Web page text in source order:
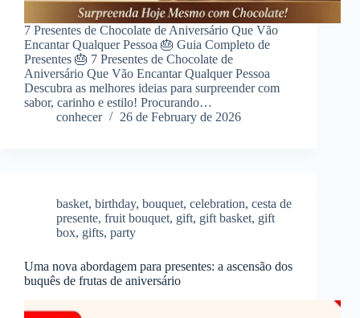
7 Presentes de Chocolate de Aniversário Que Vão
Encantar Qualquer Pessoa 🎂 Guia Completo de
Presentes 🎂 7 Presentes de Chocolate de
Aniversário Que Vão Encantar Qualquer Pessoa
Descubra as melhores ideias para surpreender com
sabor, carinho e estilo! Procurando…
conhecer
26 de February de 2026
basket, birthday, bouquet, celebration, cesta de
presente, fruit bouquet, gift, gift basket, gift
box, gifts, party
Uma nova abordagem para presentes: a ascensão dos
buquês de frutas de aniversário